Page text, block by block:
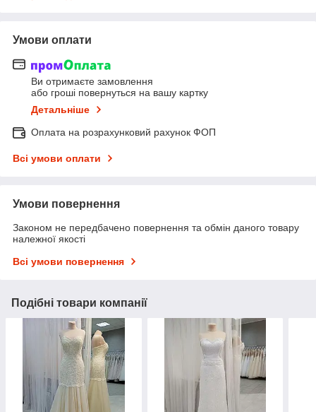
Умови оплати
Ви отримаєте замовлення
або гроші повернуться на вашу картку
Детальніше
Оплата на розрахунковий рахунок ФОП
Всі умови оплати
Умови повернення
Законом не передбачено повернення та обмін даного товару
належної якості
Всі умови повернення
Подібні товари компанії